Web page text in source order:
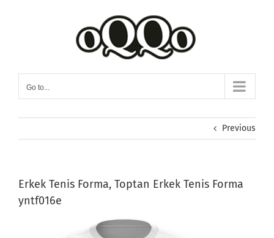
Go to...
Previous
Erkek Tenis Forma, Toptan Erkek Tenis Forma
yntf016e